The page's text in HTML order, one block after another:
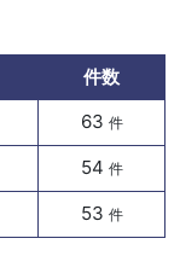
件数
63 件
54 件
53 件